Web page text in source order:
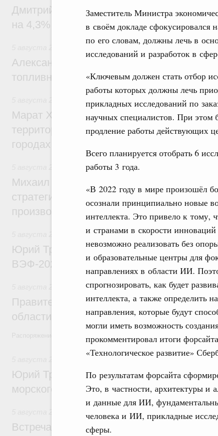
Заместитель Министра
в своём докладе сфокусировался
по его словам, должны лечь в
исследований и разработок в
«Ключевым должен стать отбор
работы которых должны лечь
прикладных исследований по
научных специалистов. При этом
продление работы действующих
Всего планируется отобрать 6
работы 3 года.
«В 2022 году в мире произошёл
осознали принципиально новые
интеллекта. Это привело к тому,
и странами в скорости
невозможно реализовать без
и образовательные центры для
направлениях в области ИИ.
спрогнозировать, как будет
интеллекта, а также определить
направления, которые будут
могли иметь возможность
прокомментировал итоги
«Технологическое развитие»
По результатам форсайта
Это, в частности, архитектуры и
и данные для ИИ,
человека и ИИ, прикладные
сферы.
Дмитрий Чернышенко: Внутренний
на 4,3%, въездной – на 20,1%
Оборот бензина и дизельного топлива
Александр Новак провёл совещание по
топливном рынке
Жилищная политика, рынок жилья
Марат Хуснуллин: Первые проекты
территорий в Донбассе и Новороссии
городах ДНР
Вопросы производительности труда и
Михаил Мишустин дал поручения по
стратегической сессии, посвящённой
производительности труда
Общие вопросы развития ДФО
Юрий Трутнев: Опубликована
ВЭФ-2026
Национальный проект «Экологическое
Правительство увеличило объём
области в рамках федерального
Арктическая деятельность
Юрий Трутнев: Дноуглубительный флот
морского пути будет создан
Деловая среда. Развитие конкуренции
Встреча Михаила Мишустина с